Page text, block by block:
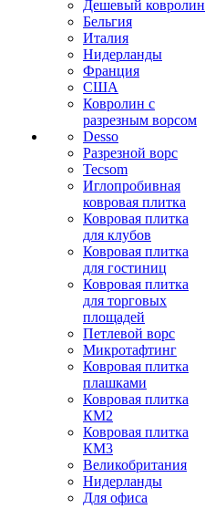
Дешевый ковролин
Бельгия
Италия
Нидерланды
Франция
США
Ковролин с
разрезным ворсом
Desso
Разрезной ворс
Tecsom
Иглопробивная
ковровая плитка
Ковровая плитка
для клубов
Ковровая плитка
для гостиниц
Ковровая плитка
для торговых
площадей
Петлевой ворс
Микротафтинг
Ковровая плитка
плашками
Ковровая плитка
КМ2
Ковровая плитка
КМ3
Великобритания
Нидерланды
Для офиса